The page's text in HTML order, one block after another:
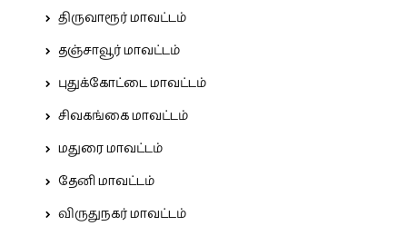
திருவாரூர் மாவட்டம்
தஞ்சாவூர் மாவட்டம்
புதுக்கோட்டை மாவட்டம்
சிவகங்கை மாவட்டம்
மதுரை மாவட்டம்
தேனி மாவட்டம்
விருதுநகர் மாவட்டம்